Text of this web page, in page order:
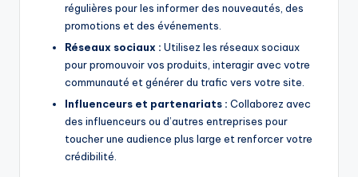
régulières pour les informer des nouveautés, des
promotions et des événements.
Réseaux sociaux : Utilisez les réseaux sociaux
pour promouvoir vos produits, interagir avec votre
communauté et générer du trafic vers votre site.
Influenceurs et partenariats : Collaborez avec
des influenceurs ou d’autres entreprises pour
toucher une audience plus large et renforcer votre
crédibilité.